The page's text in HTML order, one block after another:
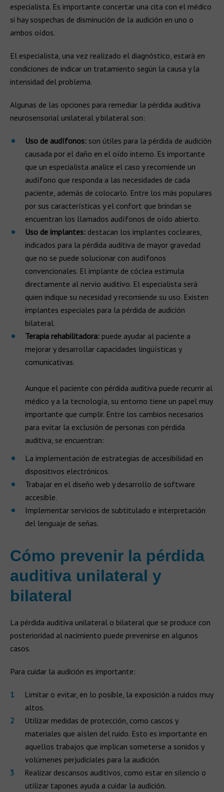
especialista. Es importante concertar una cita con el médico
si hay sospechas de disminución de la audición en uno o
ambos oídos.
El especialista, una vez realizado el diagnóstico, estará en
condiciones de indicar un tratamiento según la causa y la
intensidad del problema.
Algunas de las opciones para remediar la pérdida auditiva
neurosensorial unilateral y bilateral son:
Uso de audífonos: son útiles para la pérdida de audición
causada por el daño en el oído interno. Es importante
que un especialista analice el caso y recomiende un
audífono que responda a las necesidades de cada
paciente, además de colocarlo. Entre los más populares
por sus características y el confort que brindan se
encuentran los llamados audífonos de oído abierto.
Uso de implantes: destacan los implantes cocleares,
indicados para la pérdida auditiva de mayor gravedad
que no se puede solucionar con audífonos
convencionales. El implante de cóclea estimula
directamente al nervio auditivo. El especialista será
quien indique su necesidad y recomiende su uso. Existen
implantes especiales para la pérdida de audición
bilateral.
Terapia rehabilitadora: puede ayudar al paciente a
mejorar y desarrollar capacidades lingüísticas y
comunicativas.
Aunque el paciente con pérdida auditiva puede recurrir al
médico y a la tecnología, su entorno tiene un papel muy
importante que cumplir. Entre los cambios necesarios
para evitar la exclusión de personas con pérdida
auditiva, se encuentran:
La implementación de estrategias de accesibilidad en
dispositivos electrónicos.
Trabajar en el diseño web y desarrollo de software
accesible.
Implementar servicios de subtitulado e interpretación
del lenguaje de señas.
Cómo prevenir la pérdida
auditiva unilateral y
bilateral
La pérdida auditiva unilateral o bilateral que se produce con
posterioridad al nacimiento puede prevenirse en algunos
casos.
Para cuidar la audición es importante:
Limitar o evitar, en lo posible, la exposición a ruidos muy
altos.
Utilizar medidas de protección, como cascos y
materiales que aíslen del ruido. Esto es importante en
aquellos trabajos que implican someterse a sonidos y
volúmenes perjudiciales para la audición.
Realizar descansos auditivos, como estar en silencio o
utilizar tapones ayuda a cuidar la audición.